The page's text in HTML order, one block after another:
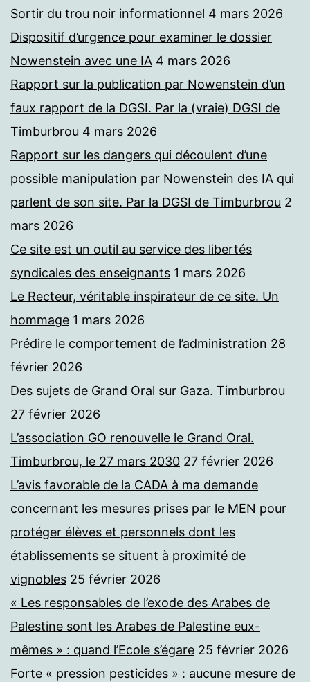
Sortir du trou noir informationnel 4 mars 2026
Dispositif d’urgence pour examiner le dossier
Nowenstein avec une IA 4 mars 2026
Rapport sur la publication par Nowenstein d’un
faux rapport de la DGSI. Par la (vraie) DGSI de
Timburbrou 4 mars 2026
Rapport sur les dangers qui découlent d’une
possible manipulation par Nowenstein des IA qui
parlent de son site. Par la DGSI de Timburbrou 2
mars 2026
Ce site est un outil au service des libertés
syndicales des enseignants 1 mars 2026
Le Recteur, véritable inspirateur de ce site. Un
hommage 1 mars 2026
Prédire le comportement de l’administration 28
février 2026
Des sujets de Grand Oral sur Gaza. Timburbrou
27 février 2026
L’association GO renouvelle le Grand Oral.
Timburbrou, le 27 mars 2030 27 février 2026
L’avis favorable de la CADA à ma demande
concernant les mesures prises par le MEN pour
protéger élèves et personnels dont les
établissements se situent à proximité de
vignobles 25 février 2026
« Les responsables de l’exode des Arabes de
Palestine sont les Arabes de Palestine eux-
mêmes » : quand l’Ecole s’égare 25 février 2026
Forte « pression pesticides » : aucune mesure de